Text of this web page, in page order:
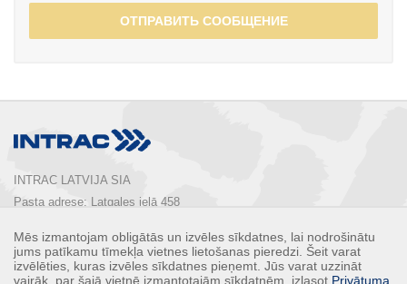
ОТПРАВИТЬ СООБЩЕНИЕ
INTRAC LATVIJA SIA
Pasta adrese: Latgales ielā 458
Tālrunis: + 371 67 803 700
E-pasts: info@intrac.lv
Mēs izmantojam obligātās un izvēles sīkdatnes, lai nodrošinātu
jums patīkamu tīmekļa vietnes lietošanas pieredzi. Šeit varat
izvēlēties, kuras izvēles sīkdatnes pieņemt. Jūs varat uzzināt
vairāk, par šajā vietnē izmantotajām sīkdatnēm, izlasot Privātuma